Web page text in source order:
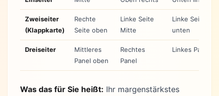
Zweiseiter
(Klappkarte)
Rechte
Seite oben
Linke Seite
Mitte
Linke Seite
unten
Dreiseiter
Mittleres
Panel oben
Rechtes
Panel
Linkes Panel
Was das für Sie heißt: Ihr margenstärkstes